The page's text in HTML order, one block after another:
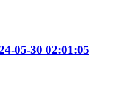
05-30 02:01:05